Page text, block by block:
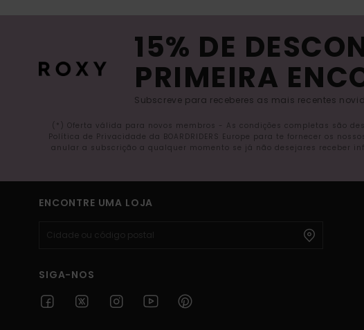
15% DE
PRIMEIRA
Subscreve para receberes as mais recentes
(*) Oferta válida para novos membros - As condições completas são
Política de Privacidade da BOARDRIDERS Europe para te fornecer os
anular a subscrição a qualquer momento se já não desejares receber
ENCONTRE UMA LOJA
SIGA-NOS